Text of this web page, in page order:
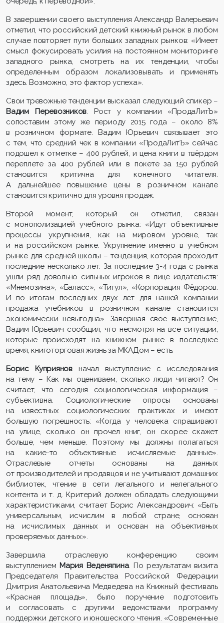
В завершении своего выступления Александр Валерьевич
отметил, что российский детский книжный рынок в любом
случае повторяет пути больших западных рынков: «Имеет
смысл фокусировать усилия на постоянном мониторинге
западного рынка, смотреть на их тенденции, чтобы
определенным образом локализовывать и применять
здесь. Возможно, это фактор успеха».
Свои тревожные тенденции высказал следующий спикер –
Вадим Перевозников. Рост у компании «ПродаЛитЪ»
сопоставим этому же периоду 2015 года – около 8%
в розничном формате. Вадим Юрьевич связывает это
с тем, что средний чек в компании «ПродаЛитЪ» сейчас
подошел к отметке – 400 рублей, и цена книги в твёрдом
переплете за 400 рублей или в покете за 150 рублей
становится критична для конечного читателя.
А дальнейшее повышение цены в розничном канале
становится критично для уровня продаж.
Второй момент, который он отметил, связан
с монополизацией учебного рынка: «Идут объективные
процессы укрупнения, как на мировом уровне, так
и на российском рынке. Укрупнение именно в учебном
рынке для средней школы – тенденция, которая проходит
последние несколько лет. За последние 3-4 года с рынка
ушли ряд довольно сильных игроков в лице издательств:
«Мнемозина», «Баласс», «Титул», «Корпорация Фёдоров.
И по итогам последних двух лет для нашей компании
продажа учебников в розничном канале становится
экономически невыгодна». Завершая своё выступление,
Вадим Юрьевич сообщил, что несмотря на все ситуации,
которые происходят на книжном рынке в последнее
время, книготорговая жизнь за МКАДом – есть.
Борис Куприяновначал выступление с исследования
на тему – Как мы оцениваем, сколько люди читают? Он
считает, что сегодня социологическая информация –
субъективна. Социологические опросы основаны
на известных социологических практиках и имеют
большую погрешность: «Когда у человека спрашивают
на улице, сколько он прочел книг, он скорее скажет
больше, чем меньше. Поэтому мы должны полагаться
на какие-то объективные исчисляемые данные».
Отраслевые отчеты основаны на данных
от производителей и продавцов и не учитывают домашних
библиотек, чтение в сети легального и нелегального
контента и т. д. Критерий должен обладать следующими
характеристиками, считает Борис Александрович: «Быть
универсальным, исчислим в любой стране, основан
на исчислимых данных и основан на объективных
проверяемых данных».
Завершила отраслевую конференцию своим
выступлением Мария Веденяпина. По результатам визита
Председателя Правительства Российской Федерации
Дмитрия Анатольевича Медведева на Книжный фестиваль
«Красная площадь», было поручение подготовить
и согласовать с другими ведомствами программу
поддержки детского и юношеского чтения. «Современные